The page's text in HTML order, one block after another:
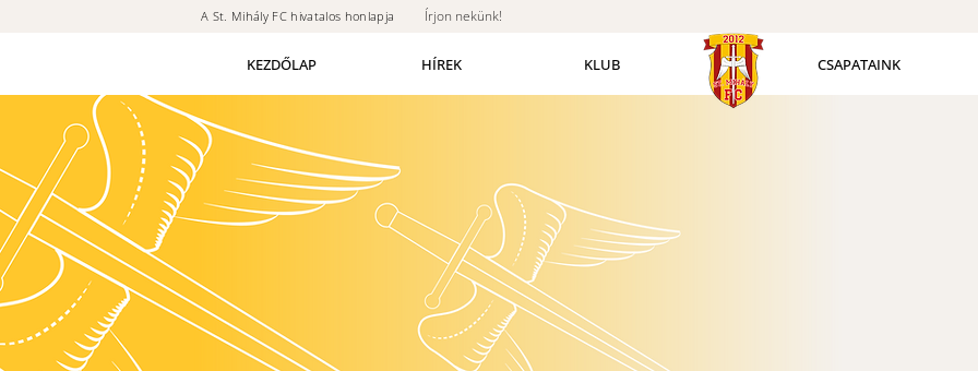
A St. Mihály FC hivatalos honlapja Írjon nekünk!
KEZDŐLAP HÍREK KLUB CSAPATAINK